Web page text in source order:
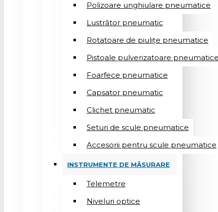
Polizoare unghiulare pneumatice
Lustrător pneumatic
Rotatoare de piulițe pneumatice
Pistoale pulverizatoare
Foarfece pneumatice
Capsator pneumatic
Clichet pneumatic
Seturi de scule pneumatice
Accesorii pentru scule pneumatice
INSTRUMENTE DE MĂSURARE
Telemetre
Niveluri optice